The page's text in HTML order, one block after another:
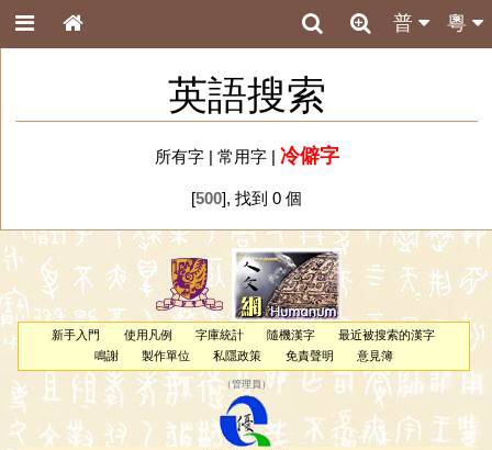
粵
普
英語搜索
所有字| 常用字| 冷僻字
[500], 找到 0 個
新手入門 使用凡例 字庫統計 隨機漢字
最近被搜索的漢字
鳴謝
製作單位 私隱政策 免責聲明 意見簿
（管理員 ）